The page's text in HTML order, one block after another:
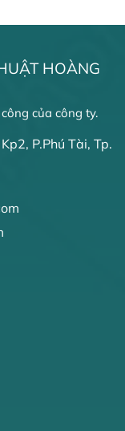
Motorola
Đàm Kenwood
Bộ Đàm
Nóng Năng
Trời Ariston
Nóng Trực Tiếp
Nóng Gián Tiếp
HOÀNG
của công ty.
P.Phú Tài, Tp.